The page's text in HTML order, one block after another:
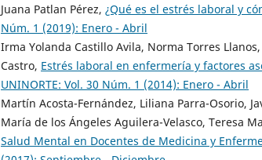
Juana Patlan Pérez, ¿Qué es el estrés laboral y
Núm. 1 (2019): Enero - Abril
Irma Yolanda Castillo Avila, Norma Torres
Castro, Estrés laboral en enfermería y factores
UNINORTE: Vol. 30 Núm. 1 (2014): Enero - Abril
Martín Acosta-Fernández, Liliana Parra-Osorio,
María de los Ángeles Aguilera-Velasco, Teresa
Salud Mental en Docentes de Medicina y